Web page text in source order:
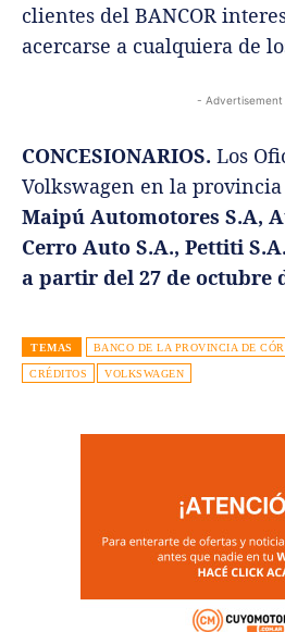
clientes del BANCOR
acercarse a cualquiera de
- Advertisement
CONCESIONARIOS. Los
Volkswagen en la provincia
Maipú Automotores S.A,
Cerro Auto S.A., Pettiti
a partir del 27 de octubre
TEMAS BANCO DE LA PROVINCIA DE
CRÉDITOS VOLKSWAGEN